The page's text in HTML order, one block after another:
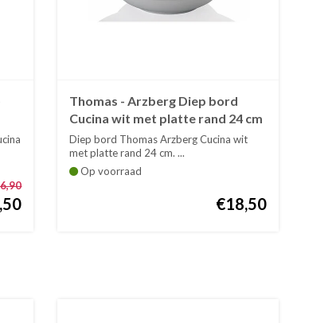
Thomas - Arzberg Diep bord
Cucina wit met platte rand 24 cm
Diep bord Thomas Arzberg Cucina wit
met platte rand 24 cm. ...
Op voorraad
€18,50